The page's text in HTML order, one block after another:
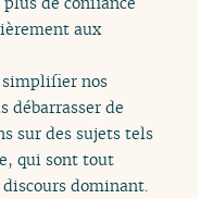
aux
simplifier nos
débarrasser de
sur des sujets tels
qui sont tout
dominant.